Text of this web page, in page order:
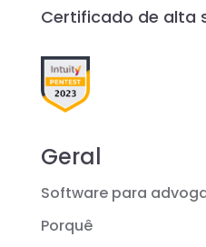
Certificado de alta
Geral
Software para
Porquê